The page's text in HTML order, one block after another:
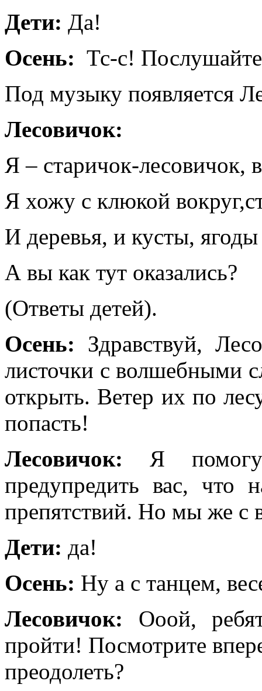
Дети: Да!
Осень: Тс-с!
Под музыку появляется
Лесовичок:
Я – старичок-лесовичок,
Я хожу с клюкой
И деревья, и кусты,
А вы как тут оказались?
(Ответы детей).
Осень: Здравствуй,
листочки с волшебными
открыть. Ветер их по
попасть!
Лесовичок: Я
предупредить вас, что
препятствий. Но мы же с
Дети: да!
Осень: Ну а с танцем,
Лесовичок: Ооой,
пройти! Посмотрите
преодолеть?